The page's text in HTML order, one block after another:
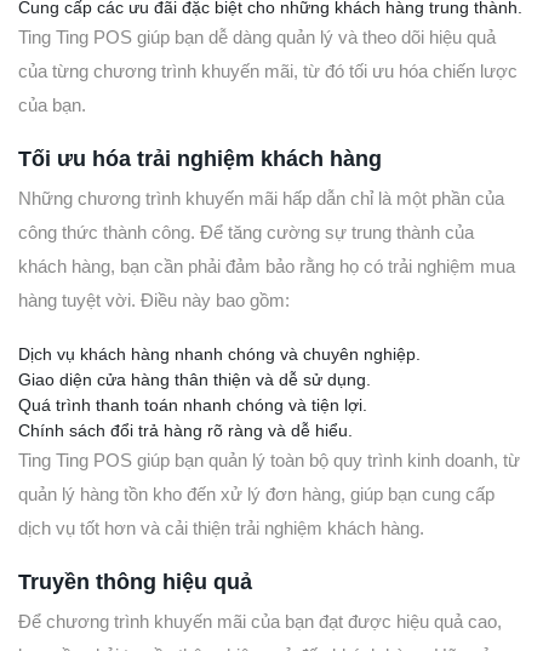
Cung cấp các ưu đãi đặc biệt cho những khách hàng trung thành.
Ting Ting POS giúp bạn dễ dàng quản lý và theo dõi hiệu quả
của từng chương trình khuyến mãi, từ đó tối ưu hóa chiến lược
của bạn.
Tối ưu hóa trải nghiệm khách hàng
Những chương trình khuyến mãi hấp dẫn chỉ là một phần của
công thức thành công. Để tăng cường sự trung thành của
khách hàng, bạn cần phải đảm bảo rằng họ có trải nghiệm mua
hàng tuyệt vời. Điều này bao gồm:
Dịch vụ khách hàng nhanh chóng và chuyên nghiệp.
Giao diện cửa hàng thân thiện và dễ sử dụng.
Quá trình thanh toán nhanh chóng và tiện lợi.
Chính sách đổi trả hàng rõ ràng và dễ hiểu.
Ting Ting POS giúp bạn quản lý toàn bộ quy trình kinh doanh, từ
quản lý hàng tồn kho đến xử lý đơn hàng, giúp bạn cung cấp
dịch vụ tốt hơn và cải thiện trải nghiệm khách hàng.
Truyền thông hiệu quả
Để chương trình khuyến mãi của bạn đạt được hiệu quả cao,